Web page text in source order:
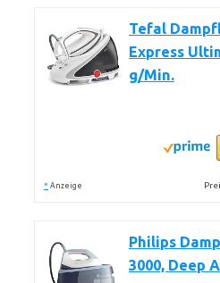
Tefal
Express
g/Min.
* Anzeige
Philips
3000, Deep